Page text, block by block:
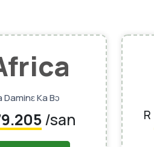
Daminɛ Ka Bɔ
/san R